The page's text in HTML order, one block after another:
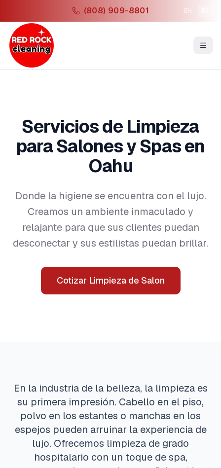
(808) 909-8801 EN
Servicios de Limpieza
para Salones y Spas en
Oahu
Donde la higiene se encuentra con el lujo.
Creamos un ambiente inmaculado y
relajante para que sus clientes puedan
desconectar y sus estilistas puedan brillar.
Cotizar Limpieza de Salon
En la industria de la belleza, la limpieza es
su primera impresión. Cabello en el piso,
polvo en los estantes o manchas en los
espejos pueden arruinar la experiencia de
lujo. Ofrecemos limpieza de grado
hospitalario con un toque de spa,